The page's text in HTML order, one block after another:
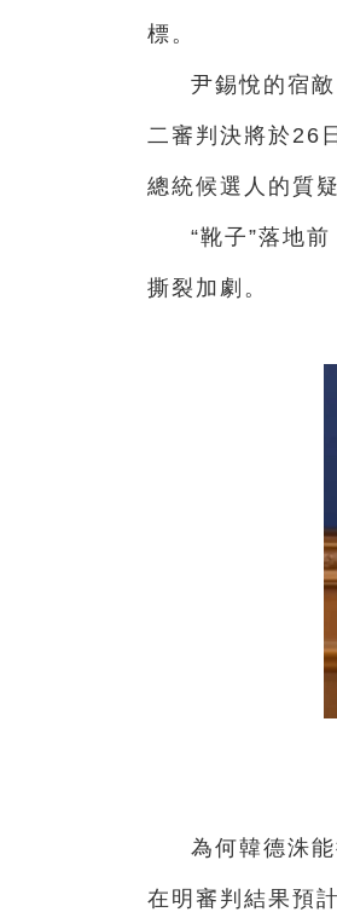
標。
尹錫悅的宿
二審判決將於26
總統候選人的質疑
“靴子”落地
撕裂加劇。
為何韓德洙
在明審判結果預